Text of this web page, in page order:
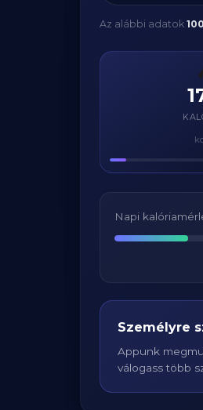
Az alábbi adatok 100
Napi
Személyre
Appunk
válogass több